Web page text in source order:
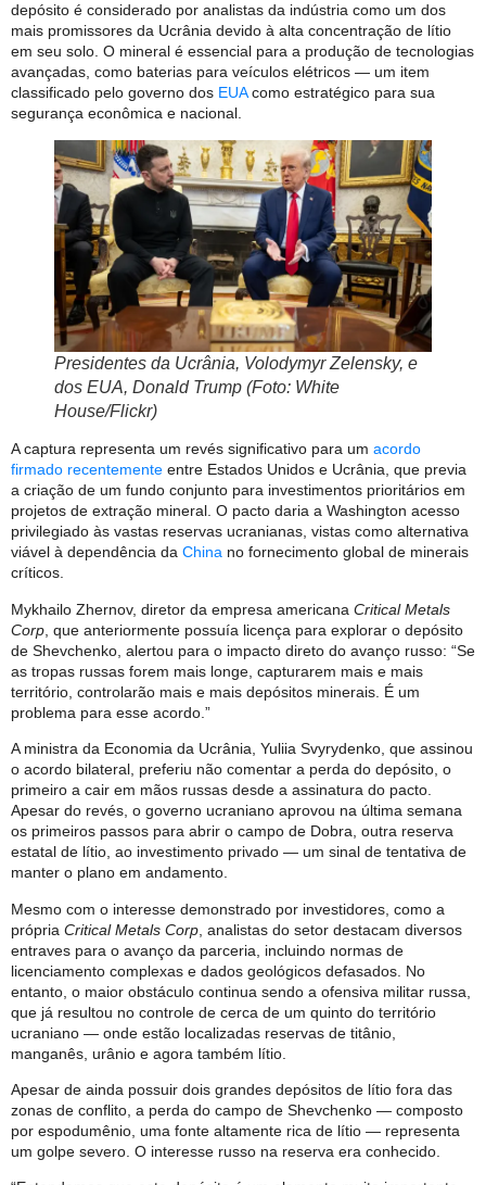
depósito é considerado por analistas da indústria como um dos
mais promissores da Ucrânia devido à alta concentração de lítio
em seu solo. O mineral é essencial para a produção de tecnologias
avançadas, como baterias para veículos elétricos — um item
classificado pelo governo dos EUAcomo estratégico para sua
segurança econômica e nacional.
Presidentes da Ucrânia, Volodymyr Zelensky, e
dos EUA, Donald Trump (Foto: White
House/Flickr)
A captura representa um revés significativo para um acordo
firmado recentemente entre Estados Unidos e Ucrânia, que previa
a criação de um fundo conjunto para investimentos prioritários em
projetos de extração mineral. O pacto daria a Washington acesso
privilegiado às vastas reservas ucranianas, vistas como alternativa
viável à dependência da China no fornecimento global de minerais
críticos.
Mykhailo Zhernov, diretor da empresa americana Critical Metals
Corp , que anteriormente possuía licença para explorar o depósito
de Shevchenko, alertou para o impacto direto do avanço russo: “Se
as tropas russas forem mais longe, capturarem mais e mais
território, controlarão mais e mais depósitos minerais. É um
problema para esse acordo.”
A ministra da Economia da Ucrânia, Yuliia Svyrydenko, que assinou
o acordo bilateral, preferiu não comentar a perda do depósito, o
primeiro a cair em mãos russas desde a assinatura do pacto.
Apesar do revés, o governo ucraniano aprovou na última semana
os primeiros passos para abrir o campo de Dobra, outra reserva
estatal de lítio, ao investimento privado — um sinal de tentativa de
manter o plano em andamento.
Mesmo com o interesse demonstrado por investidores, como a
própria Critical Metals Corp , analistas do setor destacam diversos
entraves para o avanço da parceria, incluindo normas de
licenciamento complexas e dados geológicos defasados. No
entanto, o maior obstáculo continua sendo a ofensiva militar russa,
que já resultou no controle de cerca de um quinto do território
ucraniano — onde estão localizadas reservas de titânio,
manganês, urânio e agora também lítio.
Apesar de ainda possuir dois grandes depósitos de lítio fora das
zonas de conflito, a perda do campo de Shevchenko — composto
por espodumênio, uma fonte altamente rica de lítio — representa
um golpe severo. O interesse russo na reserva era conhecido.